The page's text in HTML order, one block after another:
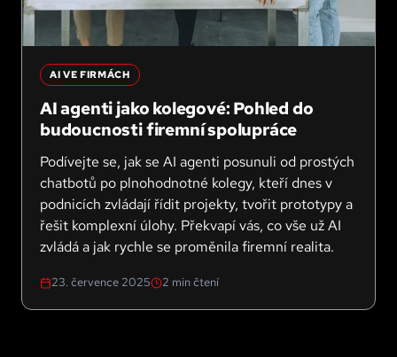
AI VE FIRMÁCH
AI agenti jako kolegové: Pohled do
budoucnosti firemní spolupráce
Podívejte se, jak se AI agenti posunuli od prostých
chatbotů po plnohodnotné kolegy, kteří dnes v
podnicích zvládají řídit projekty, tvořit prototypy a
řešit komplexní úlohy. Překvapí vás, co vše už AI
zvládá a jak rychle se proměnila firemní realita.
23. července 2025 2 min čtení